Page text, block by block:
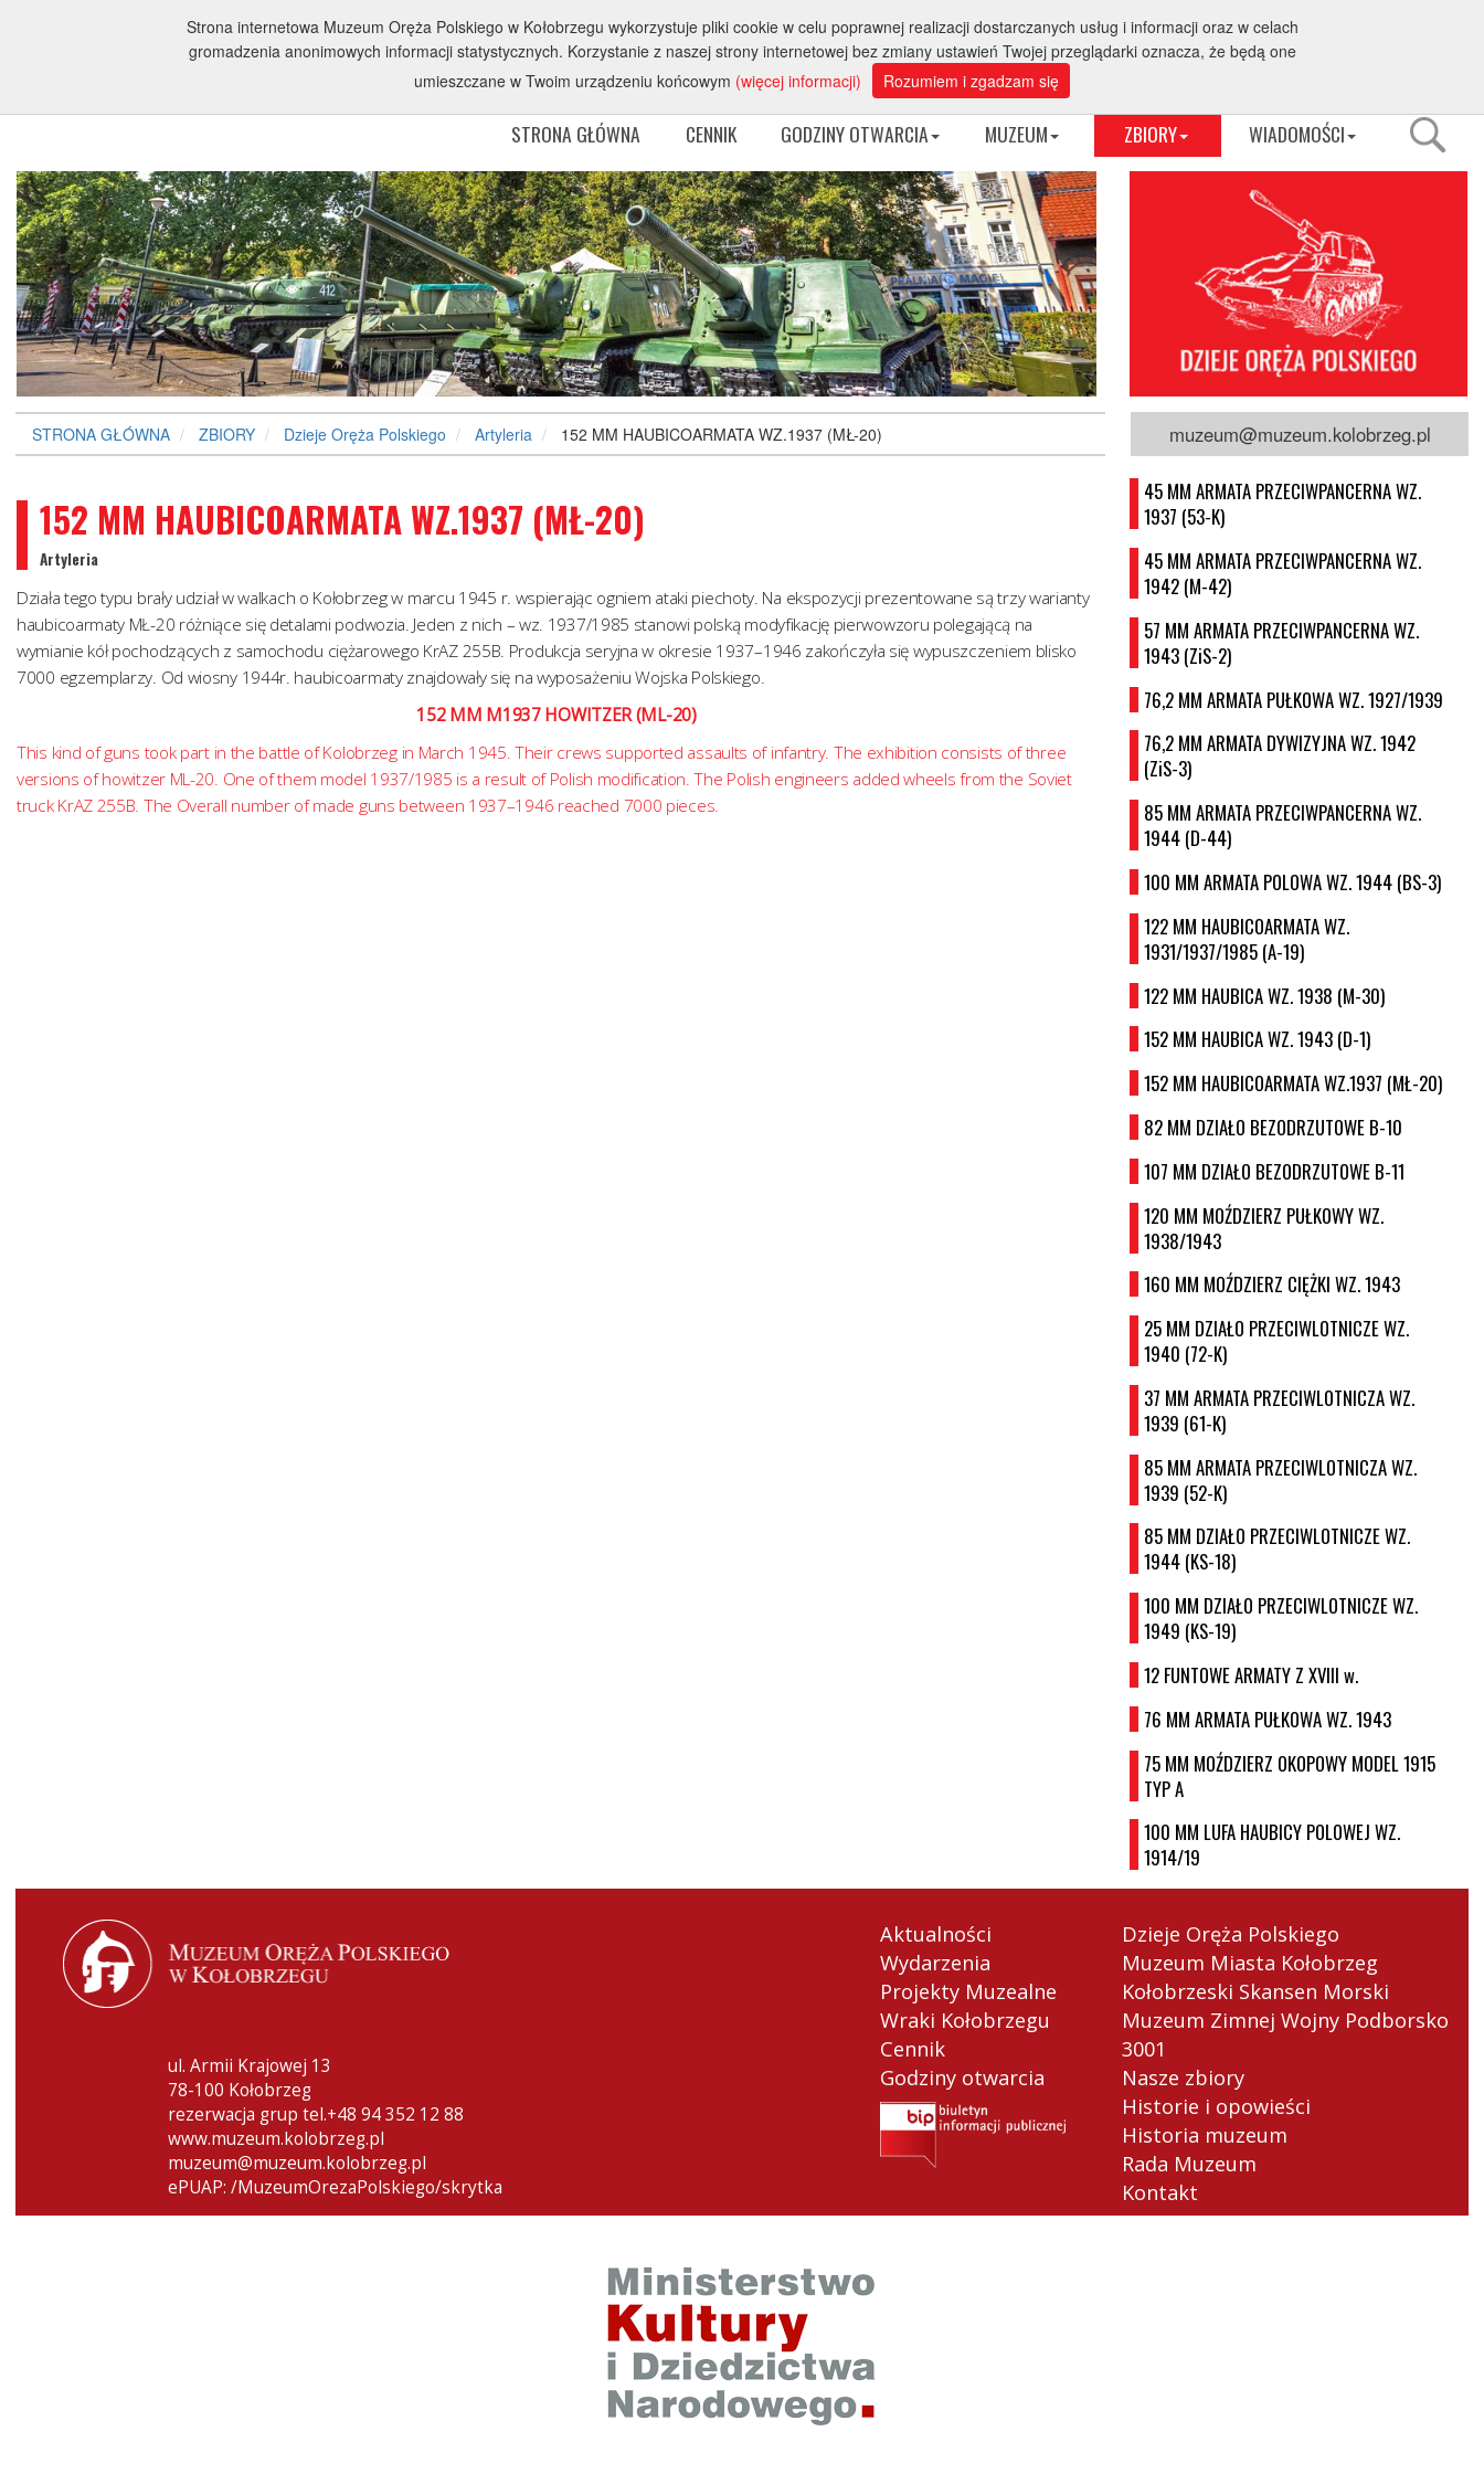
Sprzedaż internetowa Rezerwacja grup tel. 94 352 12 88
STRONA GŁÓWNA CENNIK GODZINY OTWARCIA MUZEUM ZBIORY WIADOMOŚCI
STRONA GŁÓWNA ZBIORY Dzieje Oręża Polskiego Artyleria 152 MM HAUBICOARMATA WZ.1937 (MŁ-20) muzeum@muzeum.kolobrzeg.pl
152 MM HAUBICOARMATA WZ.1937 (MŁ-20)
Artyleria
Działa tego typu brały udział w walkach o Kołobrzeg w marcu 1945 r. wspierając ogniem ataki piechoty. Na ekspozycji prezentowane są trzy warianty
haubicoarmaty MŁ-20 różniące się detalami podwozia. Jeden z nich – wz. 1937/1985 stanowi polską modyfikację pierwowzoru polegającą na
wymianie kół pochodzących z samochodu ciężarowego KrAZ 255B. Produkcja seryjna w okresie 1937–1946 zakończyła się wypuszczeniem blisko
7000 egzemplarzy. Od wiosny 1944r. haubicoarmaty znajdowały się na wyposażeniu Wojska Polskiego.
152 MM M1937 HOWITZER (ML-20)
This kind of guns took part in the battle of Kolobrzeg in March 1945. Their crews supported assaults of infantry. The exhibition consists of three
versions of howitzer ML-20. One of them model 1937/1985 is a result of Polish modification. The Polish engineers added wheels from the Soviet
truck KrAZ 255B. The Overall number of made guns between 1937–1946 reached 7000 pieces.
45 MM ARMATA PRZECIWPANCERNA WZ.
1937 (53-K)
45 MM ARMATA PRZECIWPANCERNA WZ.
1942 (M-42)
57 MM ARMATA PRZECIWPANCERNA WZ.
1943 (ZiS-2)
76,2 MM ARMATA PUŁKOWA WZ. 1927/1939
76,2 MM ARMATA DYWIZYJNA WZ. 1942
(ZiS-3)
85 MM ARMATA PRZECIWPANCERNA WZ.
1944 (D-44)
100 MM ARMATA POLOWA WZ. 1944 (BS-3)
122 MM HAUBICOARMATA WZ.
1931/1937/1985 (A-19)
122 MM HAUBICA WZ. 1938 (M-30)
152 MM HAUBICA WZ. 1943 (D-1)
152 MM HAUBICOARMATA WZ.1937 (MŁ-20)
82 MM DZIAŁO BEZODRZUTOWE B-10
107 MM DZIAŁO BEZODRZUTOWE B-11
120 MM MOŹDZIERZ PUŁKOWY WZ.
1938/1943
160 MM MOŹDZIERZ CIĘŻKI WZ. 1943
25 MM DZIAŁO PRZECIWLOTNICZE WZ.
1940 (72-K)
37 MM ARMATA PRZECIWLOTNICZA WZ.
1939 (61-K)
85 MM ARMATA PRZECIWLOTNICZA WZ.
1939 (52-K)
85 MM DZIAŁO PRZECIWLOTNICZE WZ.
1944 (KS-18)
100 MM DZIAŁO PRZECIWLOTNICZE WZ.
1949 (KS-19)
12 FUNTOWE ARMATY Z XVIII w.
76 MM ARMATA PUŁKOWA WZ. 1943
75 MM MOŹDZIERZ OKOPOWY MODEL 1915
TYP A
100 MM LUFA HAUBICY POLOWEJ WZ.
1914/19
ul. Armii Krajowej 13
78-100 Kołobrzeg
rezerwacja grup tel.+48 94 352 12 88
www.muzeum.kolobrzeg.pl
muzeum@muzeum.kolobrzeg.pl
ePUAP: /MuzeumOrezaPolskiego/skrytka
Aktualności
Wydarzenia
Projekty Muzealne
Wraki Kołobrzegu
Cennik
Godziny otwarcia
Dzieje Oręża Polskiego
Muzeum Miasta Kołobrzeg
Kołobrzeski Skansen Morski
Muzeum Zimnej Wojny Podborsko
3001
Nasze zbiory
Historie i opowieści
Historia muzeum
Rada Muzeum
Kontakt
Strona internetowa Muzeum Oręża Polskiego w Kołobrzegu wykorzystuje pliki cookie w celu poprawnej realizacji dostarczanych usług i informacji oraz w celach
gromadzenia anonimowych informacji statystycznych. Korzystanie z naszej strony internetowej bez zmiany ustawień Twojej przeglądarki oznacza, że będą one
umieszczane w Twoim urządzeniu końcowym (więcej informacji) Rozumiem i zgadzam się